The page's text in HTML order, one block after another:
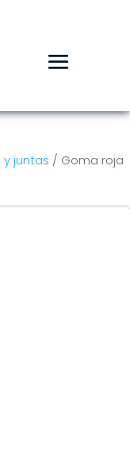
y juntas / Goma roja